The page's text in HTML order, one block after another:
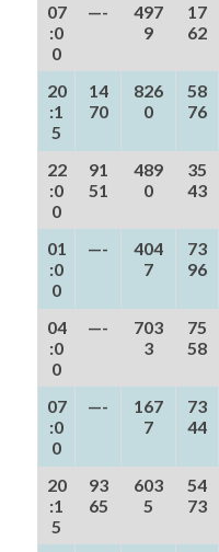
07
:0
0
—-
497
9
17
62
20
:1
5
14
70
826
0
58
76
22
:0
0
91
51
489
0
35
43
01
:0
0
—-
404
7
73
96
04
:0
0
—-
703
3
75
58
07
:0
0
—-
167
7
73
44
20
:1
5
93
65
603
5
54
73